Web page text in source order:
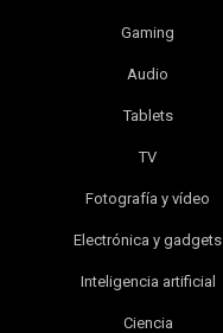
Gaming
Audio
Tablets
TV
Fotografía y vídeo
Electrónica y gadgets
Inteligencia artificial
Ciencia